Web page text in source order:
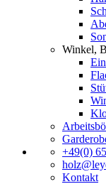
Winkel,
+49(0)
Kontakt